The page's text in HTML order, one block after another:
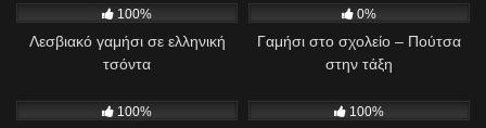
100%
Λεσβιακό γαμήσι σε ελληνική
τσόντα
0%
Γαμήσι στο σχολείο – Πούτσα
στην τάξη
100%
100%